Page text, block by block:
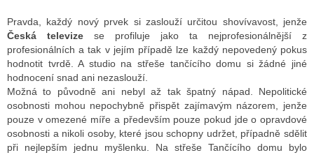
TISK
Pravda, každý nový prvek si zaslouží určitou shovívavost, jenže
Česká televize se profiluje jako ta nejprofesionálnější z
profesionálních a tak v jejím případě lze každý nepovedený pokus
hodnotit tvrdě. A studio na střeše tančícího domu si žádné jiné
hodnocení snad ani nezaslouží.
Možná to původně ani nebyl až tak špatný nápad. Nepolitické
osobnosti mohou nepochybně přispět zajímavým názorem, jenže
pouze v omezené míře a především pouze pokud jde o opravdové
osobnosti a nikoli osoby, které jsou schopny udržet, případně sdělit
při nejlepším jednu myšlenku. Na střeše Tančícího domu bylo